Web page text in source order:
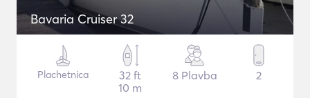
Bavaria Cruiser 32
Plachetnica
32 ft
10 m
8 Plavba 2